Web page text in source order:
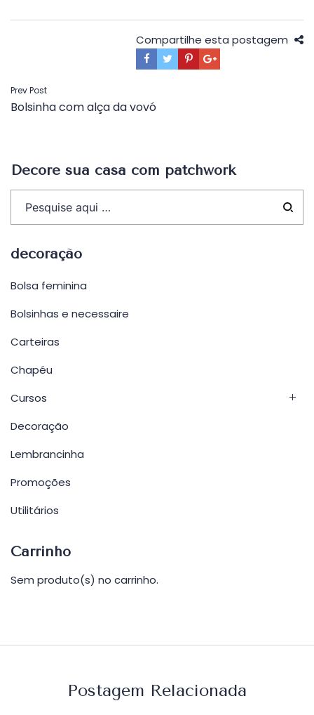
Compartilhe esta postagem
Navegação
de
Prev Post
Bolsinha com alça da vovó
Decore sua casa com patchwork
decoração
Bolsa feminina
Bolsinhas e necessaire
Carteiras
Chapéu
Cursos
Decoração
Lembrancinha
Promoções
Utilitários
Carrinho
Sem produto(s) no carrinho.
Postagem Relacionada